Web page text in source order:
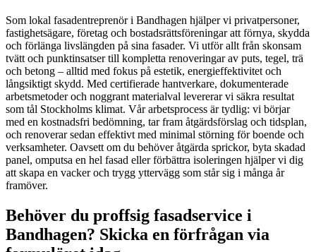
Som lokal fasadentreprenör i Bandhagen hjälper vi privatpersoner,
fastighetsägare, företag och bostadsrättsföreningar att förnya, skydda
och förlänga livslängden på sina fasader. Vi utför allt från skonsam
tvätt och punktinsatser till kompletta renoveringar av puts, tegel, trä
och betong – alltid med fokus på estetik, energieffektivitet och
långsiktigt skydd. Med certifierade hantverkare, dokumenterade
arbetsmetoder och noggrant materialval levererar vi säkra resultat
som tål Stockholms klimat. Vår arbetsprocess är tydlig: vi börjar
med en kostnadsfri bedömning, tar fram åtgärdsförslag och tidsplan,
och renoverar sedan effektivt med minimal störning för boende och
verksamheter. Oavsett om du behöver åtgärda sprickor, byta skadad
panel, omputsa en hel fasad eller förbättra isoleringen hjälper vi dig
att skapa en vacker och trygg yttervägg som står sig i många år
framöver.
Behöver du proffsig fasadservice i
Bandhagen? Skicka en förfrågan via